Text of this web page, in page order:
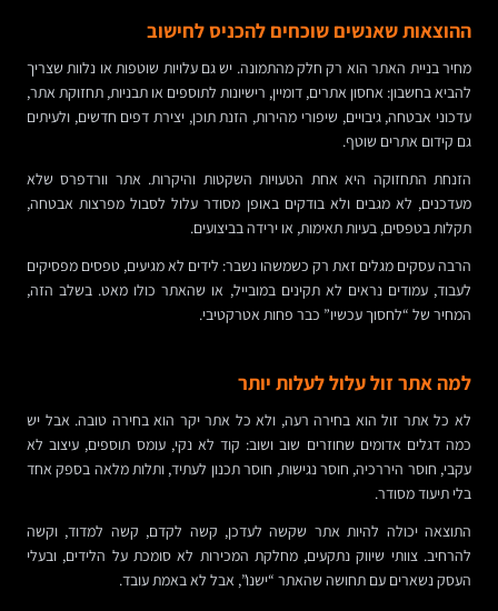
ההוצאות שאנשים שוכחים להכניס לחישוב
מחיר בניית האתר הוא רק חלק מהתמונה. יש גם עלויות שוטפות או נלוות שצריך
להביא בחשבון: אחסון אתרים, דומיין, רישיונות לתוספים או תבניות, תחזוקת אתר,
עדכוני אבטחה, גיבויים, שיפורי מהירות, הזנת תוכן, יצירת דפים חדשים, ולעיתים
גם קידום אתרים שוטף.
הזנחת התחזוקה היא אחת הטעויות השקטות והיקרות. אתר וורדפרס שלא
מעדכנים, לא מגבים ולא בודקים באופן מסודר עלול לסבול מפרצות אבטחה,
תקלות בטפסים, בעיות תאימות, או ירידה בביצועים.
הרבה עסקים מגלים זאת רק כשמשהו נשבר: לידים לא מגיעים, טפסים מפסיקים
לעבוד, עמודים נראים לא תקינים במובייל, או שהאתר כולו מאט. בשלב הזה,
המחיר של “לחסוך עכשיו” כבר פחות אטרקטיבי.
למה אתר זול עלול לעלות יותר
לא כל אתר זול הוא בחירה רעה, ולא כל אתר יקר הוא בחירה טובה. אבל יש
כמה דגלים אדומים שחוזרים שוב ושוב: קוד לא נקי, עומס תוספים, עיצוב לא
עקבי, חוסר היררכיה, חוסר נגישות, חוסר תכנון לעתיד, ותלות מלאה בספק אחד
בלי תיעוד מסודר.
התוצאה יכולה להיות אתר שקשה לעדכן, קשה לקדם, קשה למדוד, וקשה
להרחיב. צוותי שיווק נתקעים, מחלקת המכירות לא סומכת על הלידים, ובעלי
העסק נשארים עם תחושה שהאתר “ישנו”, אבל לא באמת עובד.